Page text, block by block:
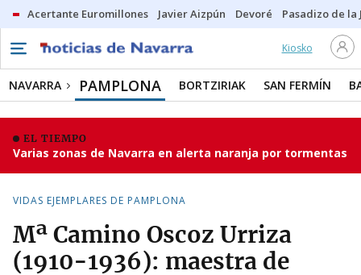
Acertante Euromillones Javier Aizpún Devoré Pasadizo de la
Kiosko
NAVARRA PAMPLONA BORTZIRIAK SAN FERMÍN
EL TIEMPO
Varias zonas de Navarra en alerta naranja por tormentas
VIDAS EJEMPLARES DE PAMPLONA
Mª Camino Oscoz Urriza
(1910-1936): maestra de